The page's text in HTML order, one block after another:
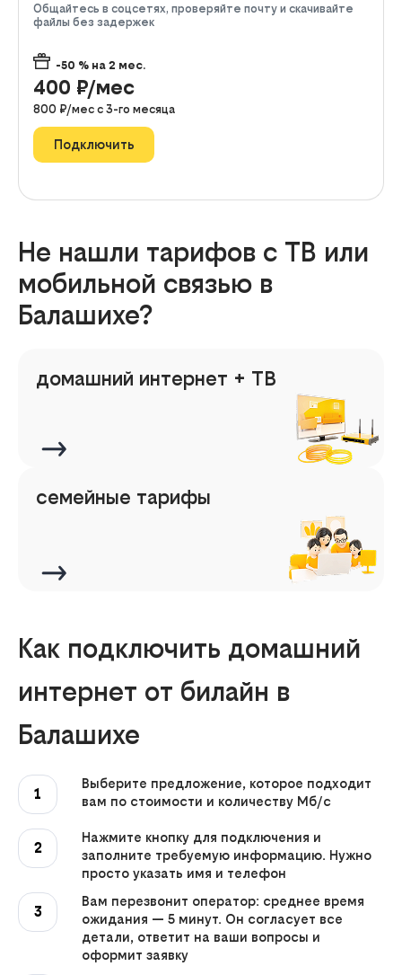
Общайтесь в соцсетях, проверяйте почту и скачивайте
файлы без задержек
-50 % на 2 мес.
400 ₽/мес
800 ₽/мес с 3-го месяца
Подключить
Не нашли тарифов с ТВ или
мобильной связью в
Балашихе?
домашний интернет + ТВ
семейные тарифы
Как подключить домашний
интернет от билайн в
Балашихе
1
Выберите предложение, которое подходит
вам по стоимости и количеству Мб/с
2
Нажмите кнопку для подключения и
заполните требуемую информацию. Нужно
просто указать имя и телефон
3
Вам перезвонит оператор: среднее время
ожидания — 5 минут. Он согласует все
детали, ответит на ваши вопросы и
оформит заявку